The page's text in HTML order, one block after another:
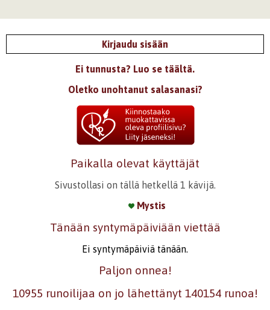
Kirjaudu sisään
Ei tunnusta? Luo se täältä.
Oletko unohtanut salasanasi?
Paikalla olevat käyttäjät
Sivustollasi on tällä hetkellä 1 kävijä.
Mystis
Tänään syntymäpäiviään viettää
Ei syntymäpäiviä tänään.
Paljon onnea!
10955 runoilijaa on jo lähettänyt 140154 runoa!